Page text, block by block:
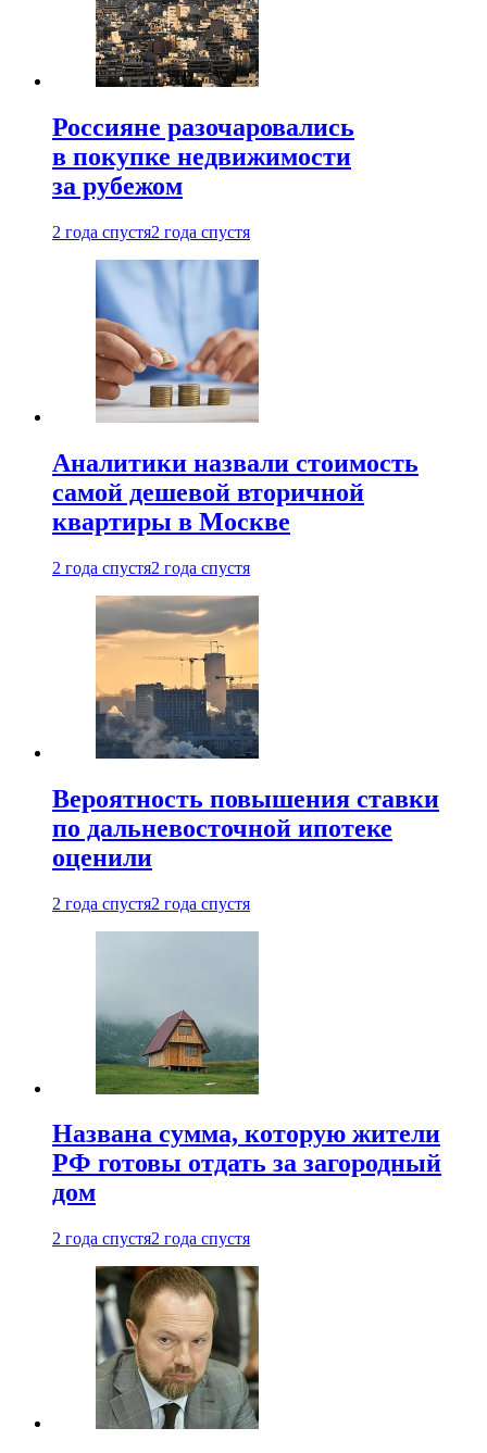
Россияне разочаровались
в покупке недвижимости
за рубежом
2 года спустя2 года спустя
Аналитики назвали стоимость
самой дешевой вторичной
квартиры в Москве
2 года спустя2 года спустя
Вероятность повышения ставки
по дальневосточной ипотеке
оценили
2 года спустя2 года спустя
Названа сумма, которую жители
РФ готовы отдать за загородный
дом
2 года спустя2 года спустя